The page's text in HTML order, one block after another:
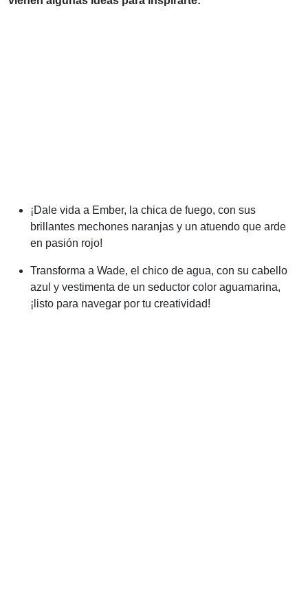
¡Dale vida a Ember, la chica de fuego, con sus
brillantes mechones naranjas y un atuendo que arde
en pasión rojo!
Transforma a Wade, el chico de agua, con su cabello
azul y vestimenta de un seductor color aguamarina,
¡listo para navegar por tu creatividad!